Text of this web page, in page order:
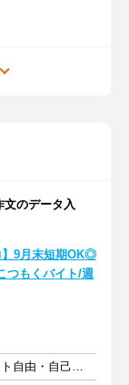
のデータ入
】9月末短期OK◎
つもくバイト/週
週1日以上 1日3時間以上 シフト自由・自己申告